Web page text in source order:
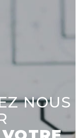
NOUS